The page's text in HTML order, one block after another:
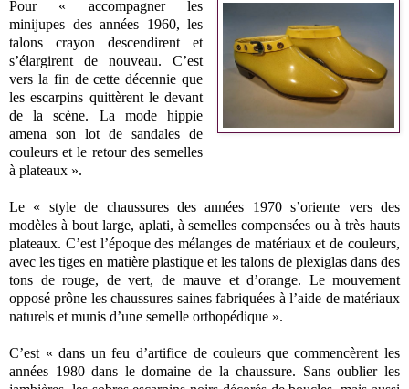
Pour « accompagner les
minijupes des années 1960, les
talons crayon descendirent et
s’élargirent de nouveau. C’est
vers la fin de cette décennie que
les escarpins quittèrent le devant
de la scène. La mode hippie
amena son lot de sandales de
couleurs et le retour des semelles
à plateaux ».
Le « style de chaussures des années 1970 s’oriente vers des
modèles à bout large, aplati, à semelles compensées ou à très hauts
plateaux. C’est l’époque des mélanges de matériaux et de couleurs,
avec les tiges en matière plastique et les talons de plexiglas dans des
tons de rouge, de vert, de mauve et d’orange. Le mouvement
opposé prône les chaussures saines fabriquées à l’aide de matériaux
naturels et munis d’une semelle orthopédique ».
C’est « dans un feu d’artifice de couleurs que commencèrent les
années 1980 dans le domaine de la chaussure. Sans oublier les